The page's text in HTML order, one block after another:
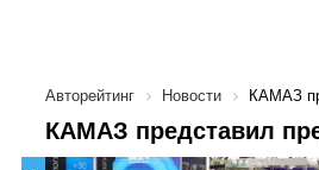
Авторейтинг Новости КAMАЗ
КAMАЗ представил